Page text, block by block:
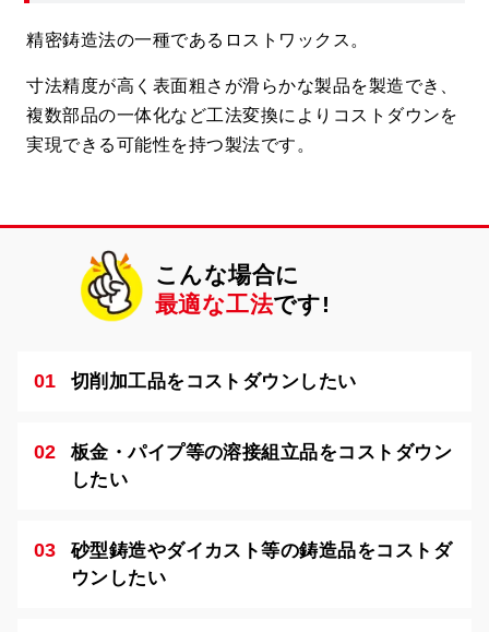
精密鋳造法の一種であるロストワックス。
寸法精度が高く表面粗さが滑らかな製品を製造でき、
複数部品の一体化など工法変換によりコストダウンを
実現できる可能性を持つ製法です。
こんな場合に
最適な工法です!
切削加工品をコストダウンしたい
板金・パイプ等の溶接組立品をコストダウン
したい
砂型鋳造やダイカスト等の鋳造品をコストダ
ウンしたい